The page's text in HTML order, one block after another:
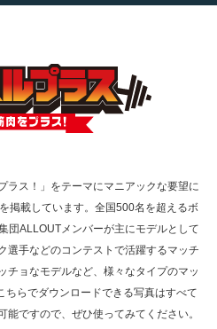
ラジオ番組「ONE MORNING」
）
ラス！」をテーマにマニアックな要望に
掲載しています。全国500名を超えるボ
団ALLOUTメンバーが主にモデルとして
選手などのコンテストで活躍するマッチ
チョなモデルなど、様々なタイプのマッ
ちらでダウンロードできる写真はすべて
ですので、ぜひ使ってみてください。